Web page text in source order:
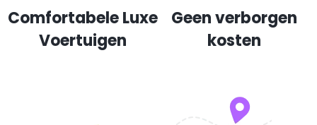
Comfortabele Luxe
Voertuigen
Geen verborgen
kosten